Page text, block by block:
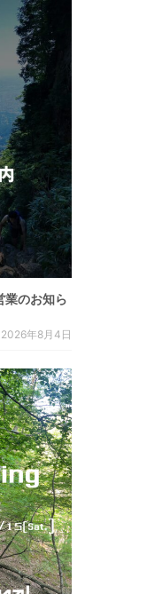
のお知ら
2026年8月4日